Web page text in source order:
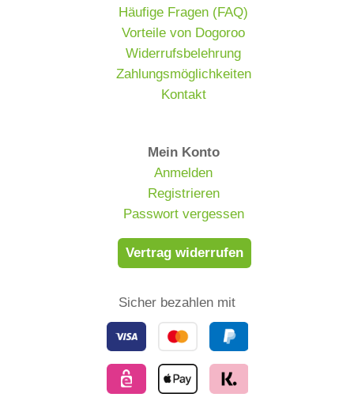
Häufige Fragen (FAQ)
Vorteile von Dogoroo
Widerrufsbelehrung
Zahlungsmöglichkeiten
Kontakt
Mein Konto
Anmelden
Registrieren
Passwort vergessen
Vertrag widerrufen
Sicher bezahlen mit